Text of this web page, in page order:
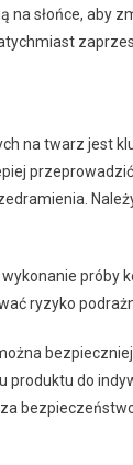
słońce, aby
na twarz jest
próby
ryzyko
do